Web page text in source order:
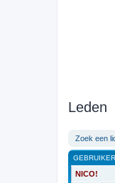
Leden
Zoek een
NICO!